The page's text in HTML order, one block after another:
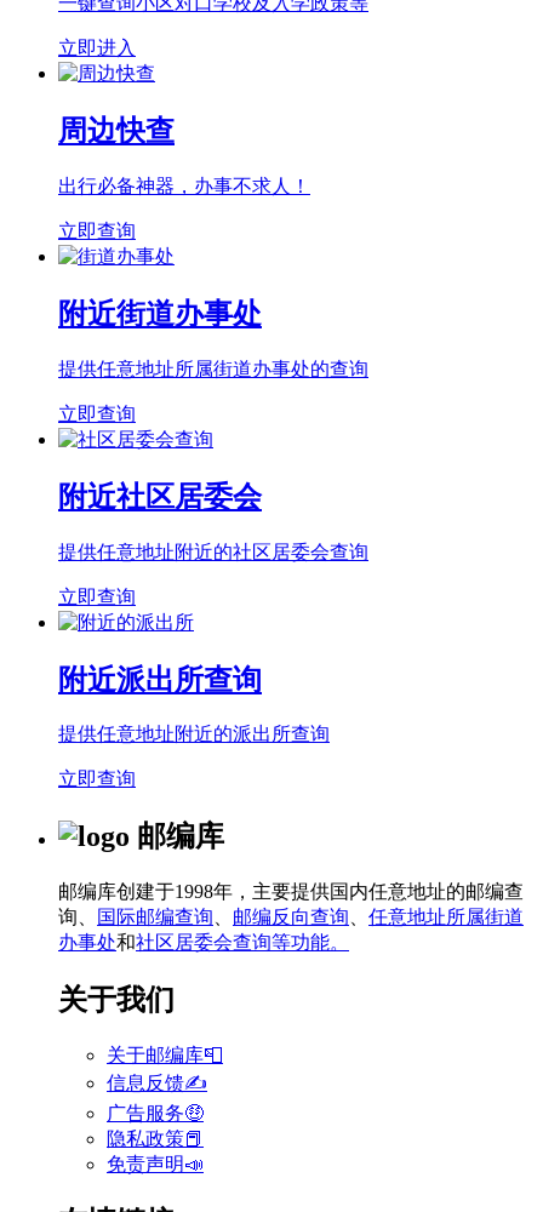
立即进入
周边快查
出行必备神器，办事不求人！
立即查询
附近街道办事处
提供任意地址所属街道办事处的查询
立即查询
附近社区居委会
提供任意地址附近的社区居委会查询
立即查询
附近派出所查询
提供任意地址附近的派出所查询
立即查询
邮编库
邮编库创建于1998年，主要提供国内任意地址的邮编查
询、
国际邮编查询 邮编反向查询
任意地址所属街道
办事处和社区居委会查询等功能。
关于我们
关于邮编库📮
信息反馈✍
广告服务🤑
隐私政策📕
免责声明📣